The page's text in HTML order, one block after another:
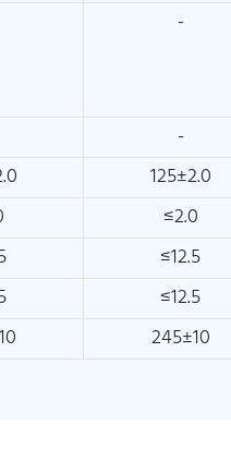
-
-
125±2.0
≤2.0
≤12.5
≤12.5
245±10